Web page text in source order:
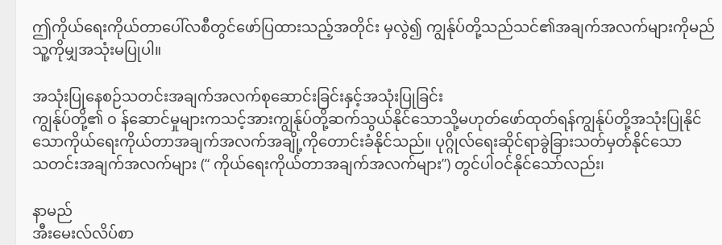
ဤကိုယ်ရေးကိုယ်တာပေါ်လစီတွင်ဖော်ပြထားသည့်အတိုင်း မှလွဲ၍ ကျွန်ုပ်တို့သည်သင်၏အချက်အလက်များကိုမည်
သူ့ကိုမျှအသုံးမပြုပါ။
အသုံးပြုနေစဉ်သတင်းအချက်အလက်စုဆောင်းခြင်းနှင့်အသုံးပြုခြင်း
ကျွန်ုပ်တို့၏ ၀ န်ဆောင်မှုများကသင့်အားကျွန်ုပ်တို့ဆက်သွယ်နိုင်သောသို့မဟုတ်ဖော်ထုတ်ရန်ကျွန်ုပ်တို့အသုံးပြုနိုင်
သောကိုယ်ရေးကိုယ်တာအချက်အလက်အချို့ကိုတောင်းခံနိုင်သည်။ ပုဂ္ဂိုလ်ရေးဆိုင်ရာခွဲခြားသတ်မှတ်နိုင်သော
သတင်းအချက်အလက်များ (“ ကိုယ်ရေးကိုယ်တာအချက်အလက်များ”) တွင်ပါဝင်နိုင်သော်လည်း၊
နာမည်
အီးမေးလ်လိပ်စာ